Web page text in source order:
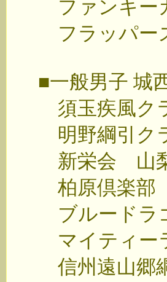
ファンキー
フラッパー
■一般男子 城
須玉疾風ク
明野綱引ク
新栄会 山
柏原倶楽部
ブルードラ
マイティー
信州遠山郷